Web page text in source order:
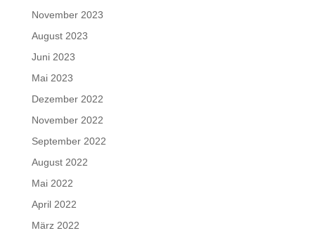
November 2023
August 2023
Juni 2023
Mai 2023
Dezember 2022
November 2022
September 2022
August 2022
Mai 2022
April 2022
März 2022